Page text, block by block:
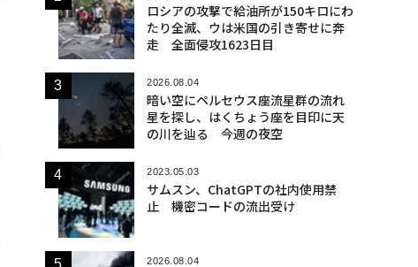
ロシアの攻撃で給油所が150キロにわ
たり全滅、ウは米国の引き寄せに奔
走 全面侵攻1623日目
2026.08.04
暗い空にペルセウス座流星群の流れ
星を探し、はくちょう座を目印に天
の川を辿る 今週の夜空
2023.05.03
サムスン、ChatGPTの社内使用禁
止 機密コードの流出受け
2026.08.04